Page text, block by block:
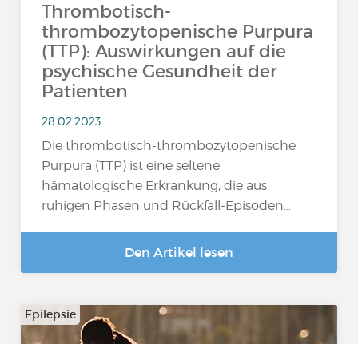
Thrombotisch-
thrombozytopenische Purpura
(TTP): Auswirkungen auf die
psychische Gesundheit der
Patienten
28.02.2023
Die thrombotisch-thrombozytopenische
Purpura (TTP) ist eine seltene
hämatologische Erkrankung, die aus
ruhigen Phasen und Rückfall-Episoden…
Den Artikel lesen
Epilepsie